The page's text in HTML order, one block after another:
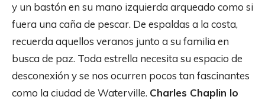
y un bastón en su mano izquierda arqueado como si
fuera una caña de pescar. De espaldas a la costa,
recuerda aquellos veranos junto a su familia en
busca de paz. Toda estrella necesita su espacio de
desconexión y se nos ocurren pocos tan fascinantes
como la ciudad de Waterville. Charles Chaplin lo